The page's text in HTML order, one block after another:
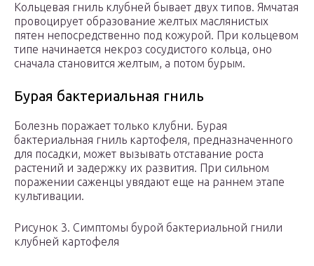
Кольцевая гниль клубней бывает двух типов. Ямчатая
провоцирует образование желтых маслянистых
пятен непосредственно под кожурой. При кольцевом
типе начинается некроз сосудистого кольца, оно
сначала становится желтым, а потом бурым.
Бурая бактериальная гниль
Болезнь поражает только клубни. Бурая
бактериальная гниль картофеля, предназначенного
для посадки, может вызывать отставание роста
растений и задержку их развития. При сильном
поражении саженцы увядают еще на раннем этапе
культивации.
Рисунок 3. Симптомы бурой бактериальной гнили
клубней картофеля